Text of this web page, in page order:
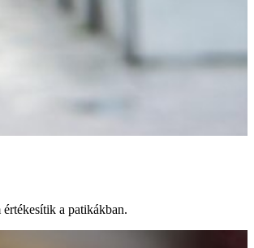
a patikákban.